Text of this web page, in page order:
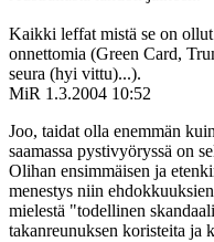
Kaikki leffat mistä se on
onnettomia (Green Card,
seura (hyi vittu)...).
MiR 1.3.2004 10:52
Joo, taidat olla enemmän
saamassa pystivyöryssä on
Olihan ensimmäisen ja
menestys niin
mielestä "todellinen
takanreunuksen koristeita